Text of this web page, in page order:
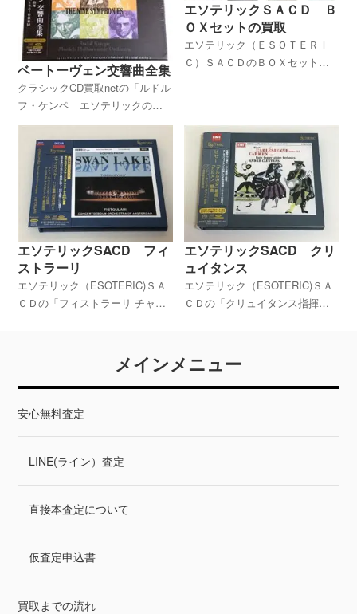
ＣＤ買取.netにお任せください。
ていただいております。 全国対
応。一度無料仮査定をお試しく
ださい。
ベートーヴェン交響曲全集
クラシックCD買取netの「ルドル
フ・ケンペ エソテリックのベ
ートーヴェン交響曲全集ＳＡＣ
Ｄ５枚セット」の買取について
のページです。
エソテリックＳＡＣＤ Ｂ
ＯＸセットの買取
エソテリック（ＥＳＯＴＥＲＩ
Ｃ）ＳＡＣＤのＢＯＸセットを
だき、良いお品をお譲りいただ
きました。
エソテリックSACD フィ
ストラーリ
エソテリック（ESOTERIC)ＳＡ
ＣＤの「フィストラーリ チャイ
取.netにお任せください。当店で
も力を入れて高価買取金額をお
付けさせていただいておりま
す。全国対応。一度無料仮査定
エソテリックSACD クリ
ュイタンス
エソテリック（ESOTERIC)ＳＡ
ＣＤの「クリュイタンス指揮
クＣＤ買取.netにお任せくださ
い。当店でも力を入れて高価買
取金額をお付けさせていただい
メインメニュー
安心無料査定
LINE(ライン）査定
直接本査定について
仮査定申込書
買取までの流れ